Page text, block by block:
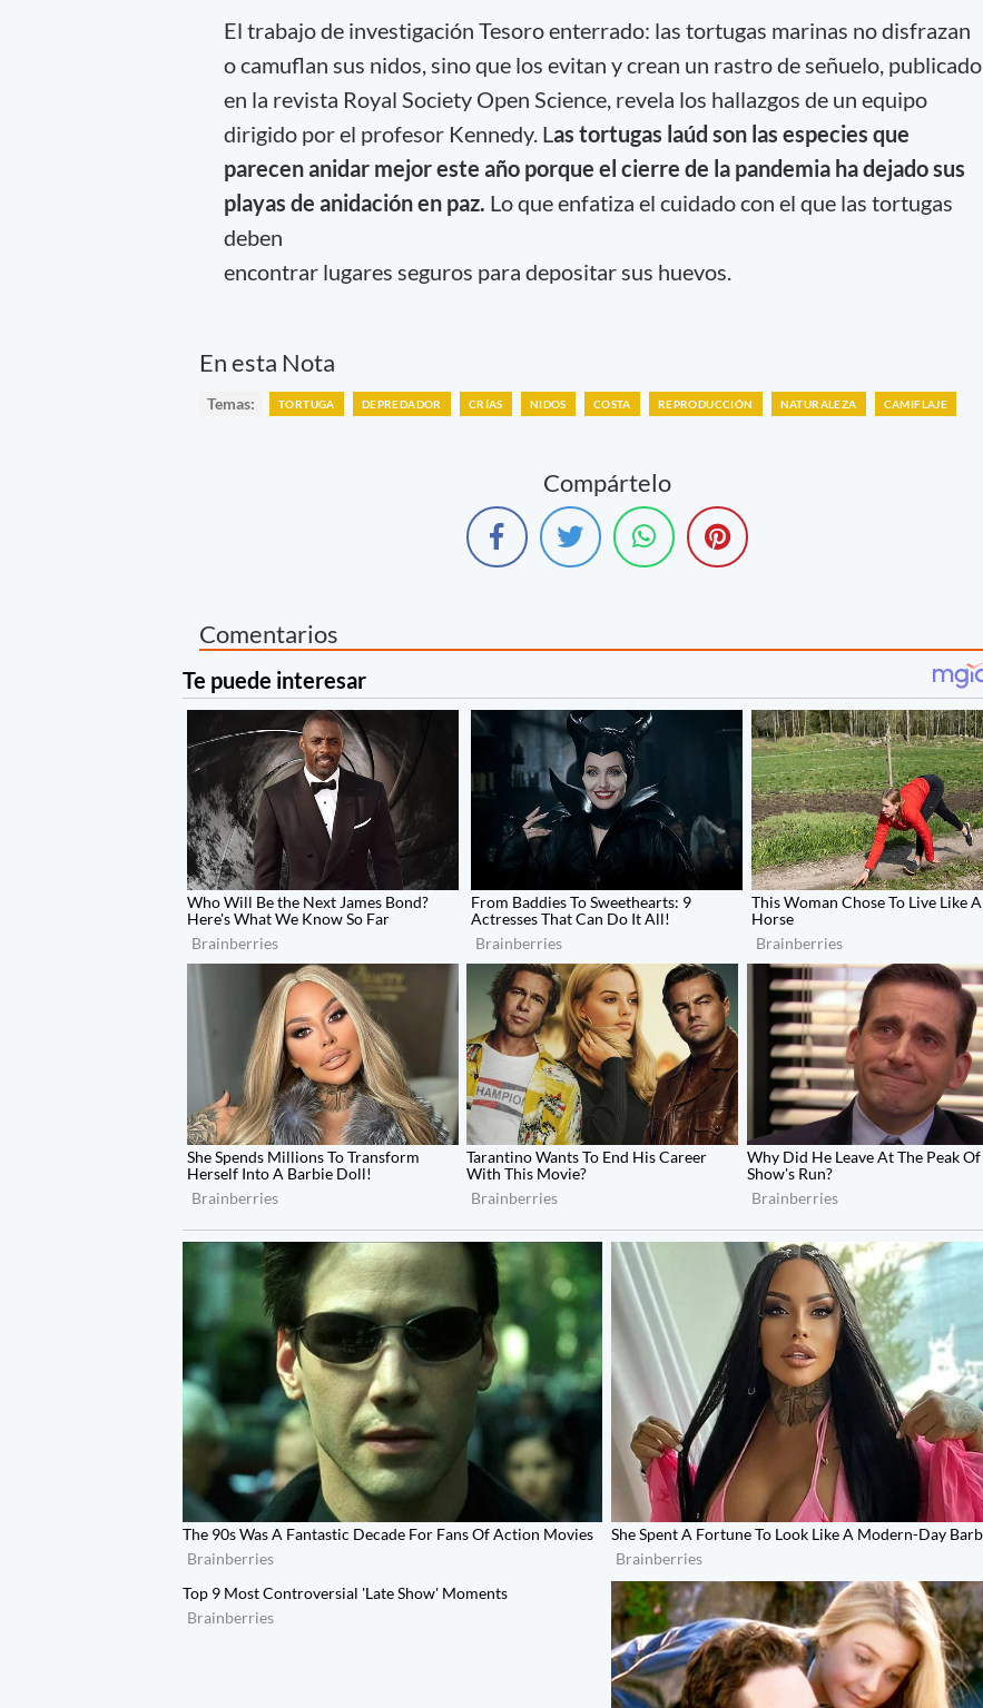
El trabajo de investigación Tesoro enterrado: las tortugas marinas nodisfrazan
o camuflan sus nidos, sino que los evitan y crean un rastro de señuelo, publicado
en la revista Royal Society Open Science, revela los hallazgos de un equipo
dirigido por el profesor Kennedy. L as tortugas laúd son las especies que
parecen anidar mejor este año porque el cierre de la pandemia ha dejado sus
playas de anidación en paz. Lo que enfatiza el cuidado con el que las tortugas
deben
encontrar lugares seguros para depositar sus huevos.
En esta Nota
Temas: TORTUGA DEPREDADOR CRÍAS NIDOS COSTA REPRODUCCIÓN NATURALEZA CAMIFLAJE
Compártelo
Comentarios